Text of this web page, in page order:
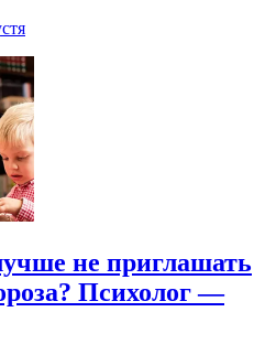
не приглашать
Психолог —